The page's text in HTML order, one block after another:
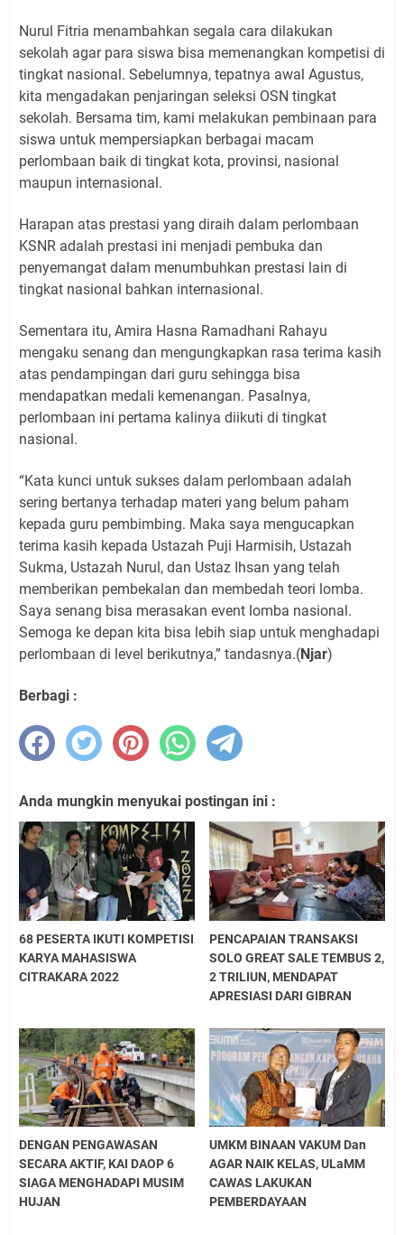
Nurul Fitria menambahkan segala cara dilakukan
sekolah agar para siswa bisa memenangkan kompetisi di
tingkat nasional. Sebelumnya, tepatnya awal Agustus,
kita mengadakan penjaringan seleksi OSN tingkat
sekolah. Bersama tim, kami melakukan pembinaan para
siswa untuk mempersiapkan berbagai macam
perlombaan baik di tingkat kota, provinsi, nasional
maupun internasional.
Harapan atas prestasi yang diraih dalam perlombaan
KSNR adalah prestasi ini menjadi pembuka dan
penyemangat dalam menumbuhkan prestasi lain di
tingkat nasional bahkan internasional.
Sementara itu, Amira Hasna Ramadhani Rahayu
mengaku senang dan mengungkapkan rasa terima kasih
atas pendampingan dari guru sehingga bisa
mendapatkan medali kemenangan. Pasalnya,
perlombaan ini pertama kalinya diikuti di tingkat
nasional.
“Kata kunci untuk sukses dalam perlombaan adalah
sering bertanya terhadap materi yang belum paham
kepada guru pembimbing. Maka saya mengucapkan
terima kasih kepada Ustazah Puji Harmisih, Ustazah
Sukma, Ustazah Nurul, dan Ustaz Ihsan yang telah
memberikan pembekalan dan membedah teori lomba.
Saya senang bisa merasakan event lomba nasional.
Semoga ke depan kita bisa lebih siap untuk menghadapi
perlombaan di level berikutnya,” tandasnya.(Njar)
Berbagi :
Anda mungkin menyukai postingan ini :
68 PESERTA IKUTI KOMPETISI
KARYA MAHASISWA
CITRAKARA 2022
PENCAPAIAN TRANSAKSI
SOLO GREAT SALE TEMBUS 2,
2 TRILIUN, MENDAPAT
APRESIASI DARI GIBRAN
DENGAN PENGAWASAN
SECARA AKTIF, KAI DAOP 6
SIAGA MENGHADAPI MUSIM
HUJAN
UMKM BINAAN VAKUM Dan
AGAR NAIK KELAS, ULaMM
CAWAS LAKUKAN
PEMBERDAYAAN